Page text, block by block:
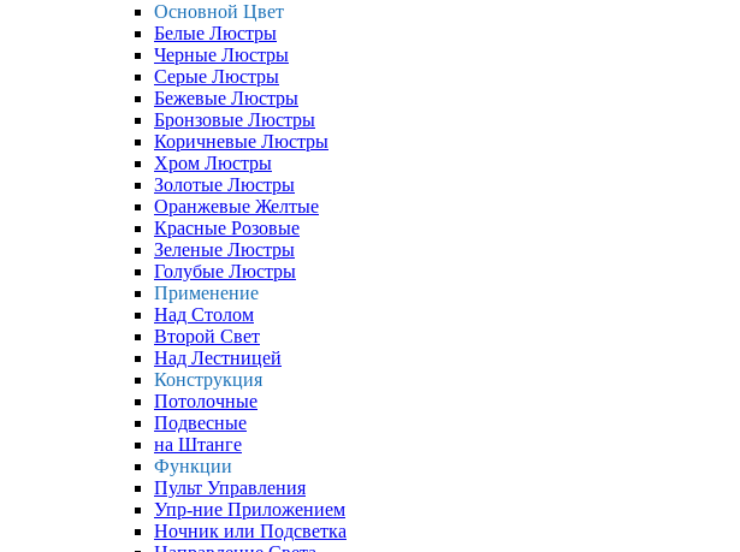
Основной Цвет
Белые Люстры
Черные Люстры
Серые Люстры
Бежевые Люстры
Бронзовые Люстры
Коричневые Люстры
Хром Люстры
Золотые Люстры
Оранжевые Желтые
Красные Розовые
Зеленые Люстры
Голубые Люстры
Применение
Над Столом
Второй Свет
Над Лестницей
Конструкция
Потолочные
Подвесные
на Штанге
Функции
Пульт Управления
Упр-ние Приложением
Ночник или Подсветка